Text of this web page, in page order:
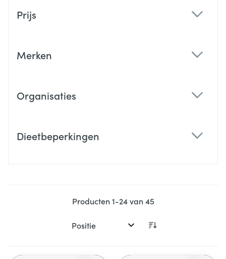
Prijs
Merken
Organisaties
Dieetbeperkingen
Producten1-24van45
Sorteer op: